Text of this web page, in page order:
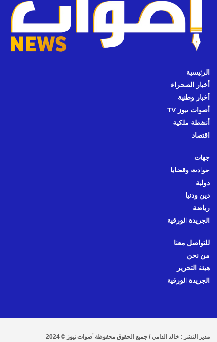
الرئيسية
أخبار الصحراء
أخبار وطنية
أصوات نيوز TV
أنشطة ملكية
اقتصاد
جهات
حوادث وقضايا
دولية
دين ودنيا
رياضة
الجريدة الورقية
للتواصل معنا
من نحن
هيئة التحرير
الجريدة الورقية
مدير النشر : خالد الدامي / جميع الحقوق محفوظة أصوات نيوز © 2024